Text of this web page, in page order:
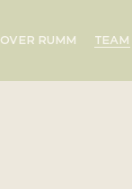
OVER RUMM TEAM